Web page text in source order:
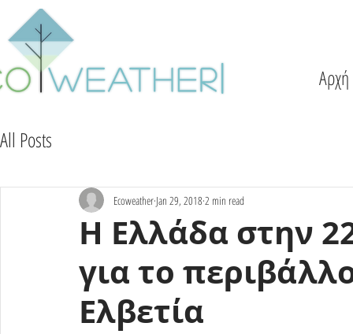
Αρχή
All Posts
Η Ελλάδα στην
για το
Ελβετία
Ecoweather Jan 29, 2018 2 min read